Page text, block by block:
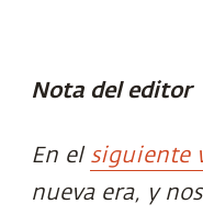
Nota del editor
En el siguiente
nueva era, y